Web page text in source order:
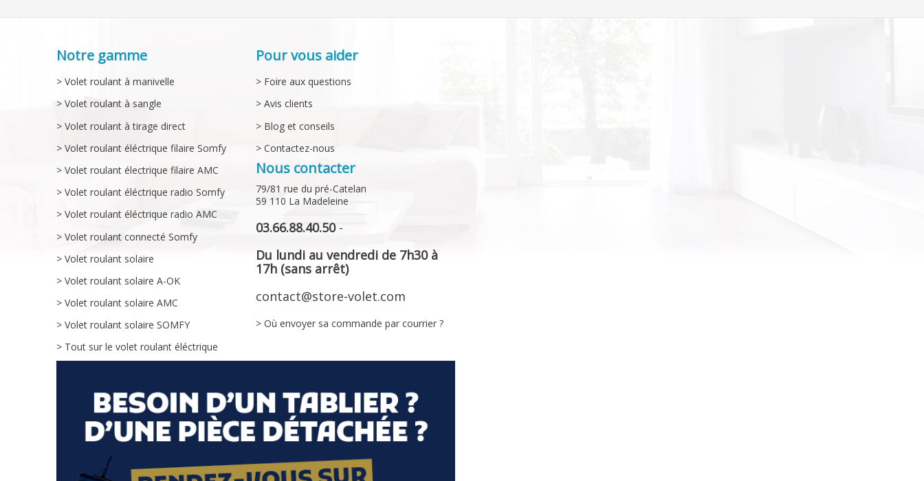
Notre gamme
> Volet roulant à manivelle
> Volet roulant à sangle
> Volet roulant à tirage direct
> Volet roulant éléctrique filaire Somfy
> Volet roulant électrique filaire AMC
> Volet roulant éléctrique radio Somfy
> Volet roulant éléctrique radio AMC
> Volet roulant connecté Somfy
> Volet roulant solaire
> Volet roulant solaire A-OK
> Volet roulant solaire AMC
> Volet roulant solaire SOMFY
> Tout sur le volet roulant éléctrique
Pour vous aider
> Foire aux questions
> Avis clients
> Blog et conseils
> Contactez-nous
Nous contacter
79/81 rue du pré-Catelan
59 110 La Madeleine
03.66.88.40.50-
Du lundi au vendredi de 7h30 à
17h (sans arrêt)
contact@store-volet.com
> Où envoyer sa commande par courrier ?